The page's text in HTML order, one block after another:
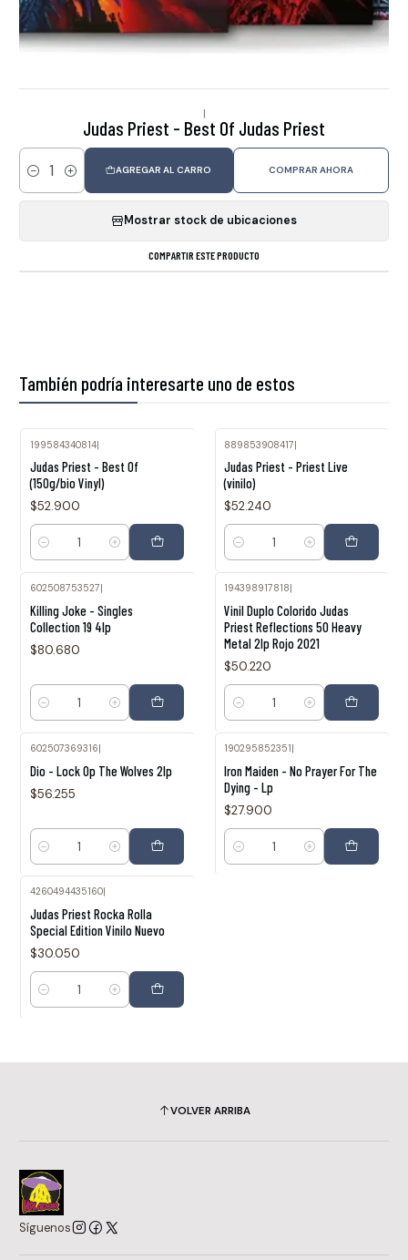
|
Judas Priest - Best Of Judas Priest
Cantidad
AGREGAR AL CARRO COMPRAR AHORA
Mostrar stock de ubicaciones
COMPARTIR ESTE PRODUCTO
También podría interesarte uno de estos
199584340814|
Judas Priest - Best Of
(150g/bio Vinyl)
$52.900
Cantidad
889853908417|
Judas Priest - Priest Live
(vinilo)
$52.240
Cantidad
602508753527
Killing Joke - Singles
Collection 19 4lp
$80.680
Cantidad
194398917818
Vinil Duplo Colorido Judas
Priest Reflections 50 Heavy
Metal 2lp Rojo 2021
$50.220
Cantidad
602507369316|
Dio - Lock Op The Wolves 2lp
$56.255
Cantidad
190295852351|
Iron Maiden - No Prayer For The
Dying - Lp
$27.900
Cantidad
4260494435160|
Judas Priest Rocka Rolla
Special Edition Vinilo Nuevo
$30.050
Cantidad
VOLVER ARRIBA
Síguenos